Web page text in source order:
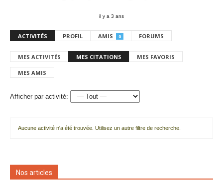
il y a 3 ans
ACTIVITÉS PROFIL AMIS 0 FORUMS
MES ACTIVITÉS MES CITATIONS MES FAVORIS
MES AMIS
Afficher par activité:
Aucune activité n'a été trouvée. Utilisez un autre filtre de recherche.
Nos articles